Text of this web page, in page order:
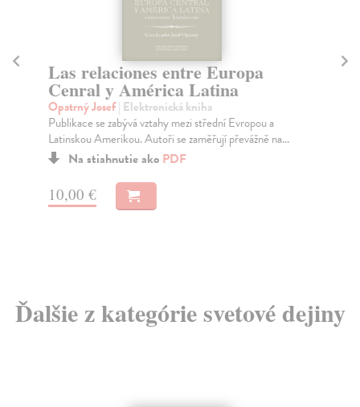
Las relaciones entre Europa
Cenral y América Latina
Opatrný Josef| Elektronická kniha
Publikace se zabývá vztahy mezi střední Evropou a
Latinskou Amerikou. Autoři se zaměřují převážně na...
Na stiahnutie ako PDF
10,00 €
Ďalšie z kategórie svetové dejiny